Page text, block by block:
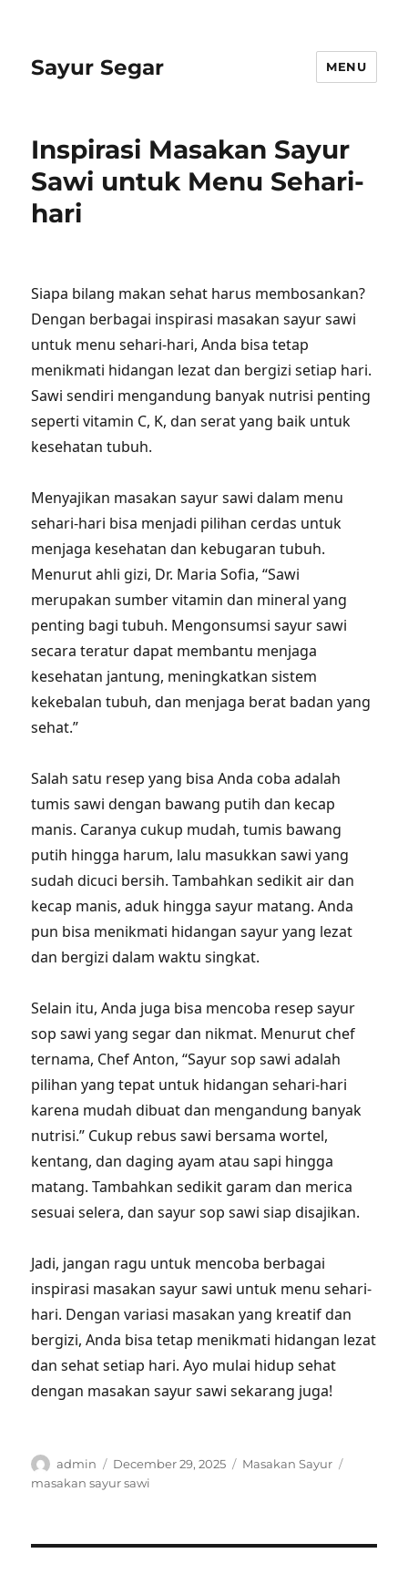
Sayur Segar MENU
Inspirasi Masakan Sayur
Sawi untuk Menu Sehari-
hari
Siapa bilang makan sehat harus membosankan?
Dengan berbagai inspirasi masakan sayur sawi
untuk menu sehari-hari, Anda bisa tetap
menikmati hidangan lezat dan bergizi setiap hari.
Sawi sendiri mengandung banyak nutrisi penting
seperti vitamin C, K, dan serat yang baik untuk
kesehatan tubuh.
Menyajikan masakan sayur sawi dalam menu
sehari-hari bisa menjadi pilihan cerdas untuk
menjaga kesehatan dan kebugaran tubuh.
Menurut ahli gizi, Dr. Maria Sofia, “Sawi
merupakan sumber vitamin dan mineral yang
penting bagi tubuh. Mengonsumsi sayur sawi
secara teratur dapat membantu menjaga
kesehatan jantung, meningkatkan sistem
kekebalan tubuh, dan menjaga berat badan yang
sehat.”
Salah satu resep yang bisa Anda coba adalah
tumis sawi dengan bawang putih dan kecap
manis. Caranya cukup mudah, tumis bawang
putih hingga harum, lalu masukkan sawi yang
sudah dicuci bersih. Tambahkan sedikit air dan
kecap manis, aduk hingga sayur matang. Anda
pun bisa menikmati hidangan sayur yang lezat
dan bergizi dalam waktu singkat.
Selain itu, Anda juga bisa mencoba resep sayur
sop sawi yang segar dan nikmat. Menurut chef
ternama, Chef Anton, “Sayur sop sawi adalah
pilihan yang tepat untuk hidangan sehari-hari
karena mudah dibuat dan mengandung banyak
nutrisi.” Cukup rebus sawi bersama wortel,
kentang, dan daging ayam atau sapi hingga
matang. Tambahkan sedikit garam dan merica
sesuai selera, dan sayur sop sawi siap disajikan.
Jadi, jangan ragu untuk mencoba berbagai
inspirasi masakan sayur sawi untuk menu sehari-
hari. Dengan variasi masakan yang kreatif dan
bergizi, Anda bisa tetap menikmati hidangan lezat
dan sehat setiap hari. Ayo mulai hidup sehat
dengan masakan sayur sawi sekarang juga!
Author
admin
Posted
on
December 29, 2025 Categories
Masakan Sayur
masakan sayur sawi